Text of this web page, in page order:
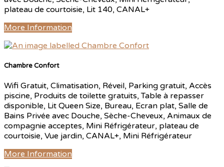
plateau de courtoisie, Lit 140, CANAL+
More Information
Chambre Confort
Wifi Gratuit, Climatisation, Réveil, Parking gratuit, Accès
piscine, Produits de toilette gratuits, Table à repasser
disponible, Lit Queen Size, Bureau, Ecran plat, Salle de
Bains Privée avec Douche, Sèche-Cheveux, Animaux de
compagnie acceptes, Mini Réfrigérateur, plateau de
courtoisie, Vue jardin, CANAL+, Mini Réfrigérateur
More Information